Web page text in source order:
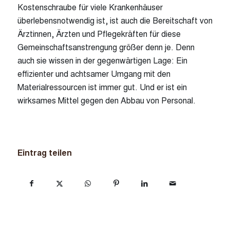
Kostenschraube für viele Krankenhäuser
überlebensnotwendig ist, ist auch die Bereitschaft von
Ärztinnen, Ärzten und Pflegekräften für diese
Gemeinschaftsanstrengung größer denn je. Denn
auch sie wissen in der gegenwärtigen Lage: Ein
effizienter und achtsamer Umgang mit den
Materialressourcen ist immer gut. Und er ist ein
wirksames Mittel gegen den Abbau von Personal.
Eintrag teilen